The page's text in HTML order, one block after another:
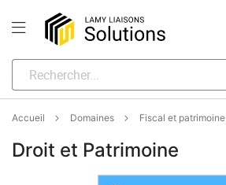
Accueil Domaines Fiscal et patrimoine
Droit et Patrimoine